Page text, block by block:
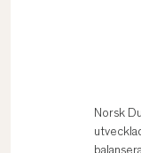
Norsk